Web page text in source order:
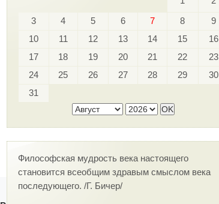
3 4 5 6 7 8
9
10
11 12 13 14 15
16
17
18 19 20 21 22
23
24
25 26 27 28 29
30
31
Философская мудрость века настоящего
становится всеобщим здравым смыслом века
последующего. /Г. Бичер/